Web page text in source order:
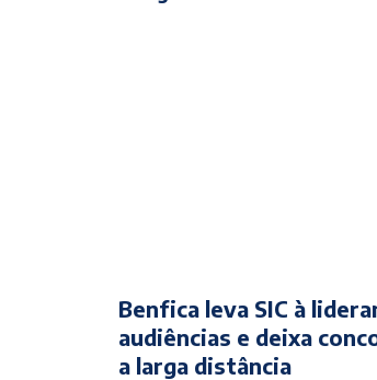
Benfica leva SIC à
audiências e deixa
a larga distância